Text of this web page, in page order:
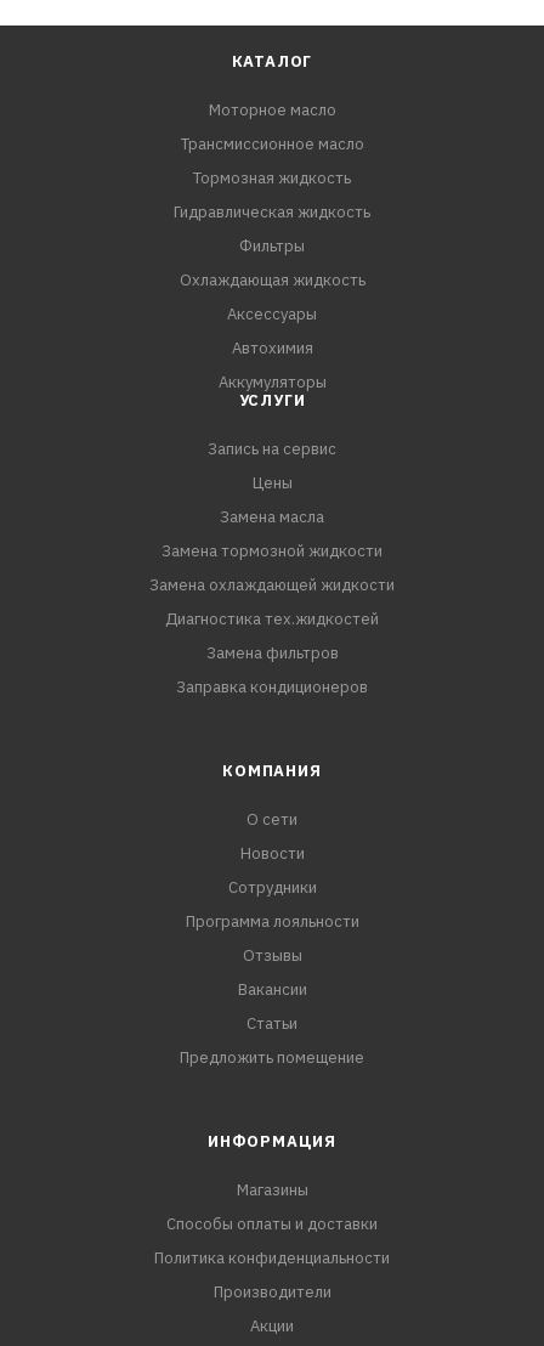
КАТАЛОГ
Моторное масло
Трансмиссионное масло
Тормозная жидкость
Гидравлическая жидкость
Фильтры
Охлаждающая жидкость
Аксессуары
Автохимия
Аккумуляторы
УСЛУГИ
Запись на сервис
Цены
Замена масла
Замена тормозной жидкости
Замена охлаждающей жидкости
Диагностика тех.жидкостей
Замена фильтров
Заправка кондиционеров
КОМПАНИЯ
О сети
Новости
Сотрудники
Программа лояльности
Отзывы
Вакансии
Статьи
Предложить помещение
ИНФОРМАЦИЯ
Магазины
Способы оплаты и доставки
Политика конфиденциальности
Производители
Акции